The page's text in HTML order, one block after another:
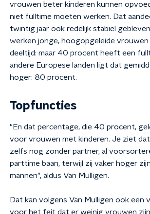
vrouwen beter kinderen kunnen
niet fulltime moeten werken. Dat
twintig jaar ook redelijk stabiel
werken jonge, hoogopgeleide vrouwen
deeltijd: maar 40 procent heeft een
andere Europese landen ligt dat
hoger: 80 procent.
Topfuncties
"En dat percentage, die 40 procent,
voor vrouwen met kinderen. Je ziet
zelfs nog zonder partner, al
parttime baan, terwijl zij vaker hoger
mannen", aldus Van Mulligen.
Dat kan volgens Van Mulligen ook een
voor het feit dat er weinig vrouwen